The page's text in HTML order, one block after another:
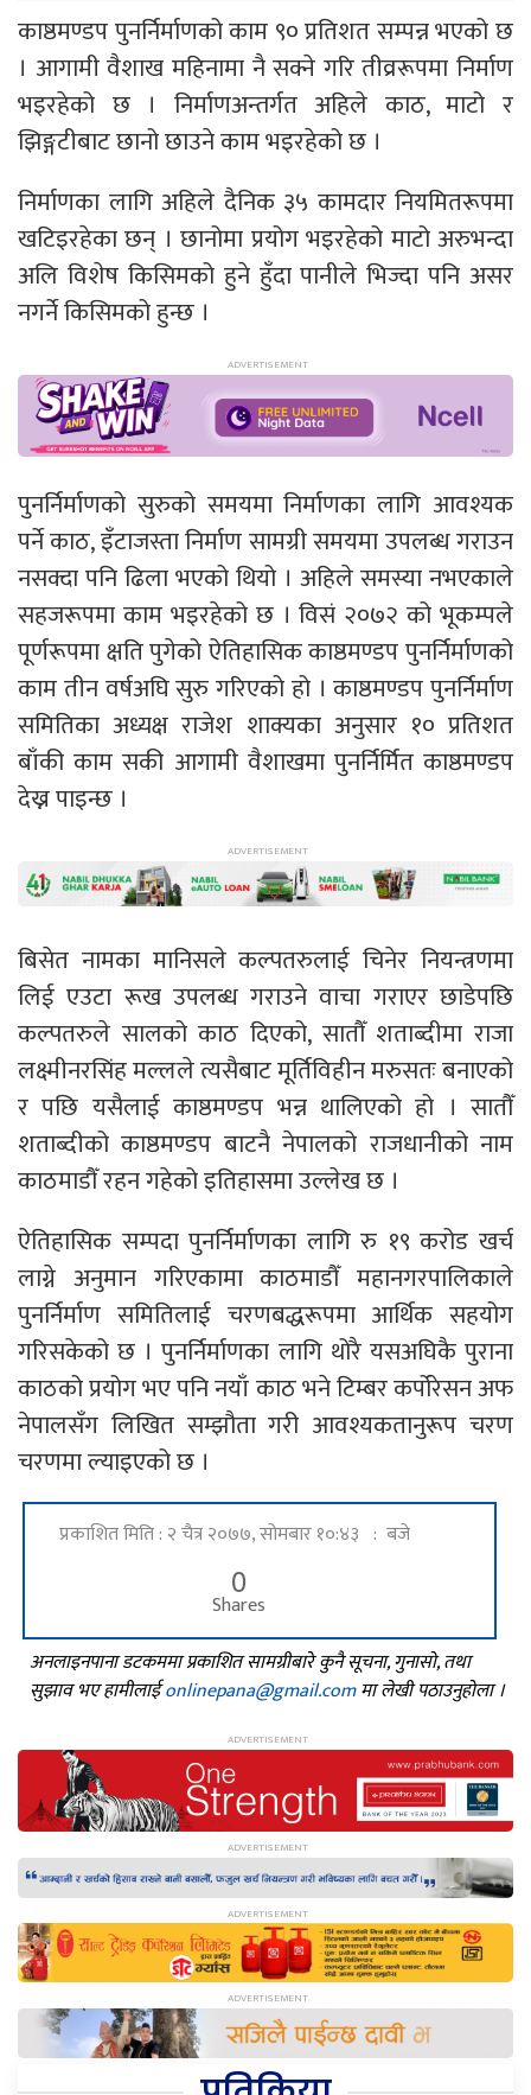
काष्ठमण्डप पुनर्निर्माणको काम ९० प्रतिशत सम्पन्न भएको छ
। आगामी वैशाख महिनामा नै सक्ने गरि तीव्ररूपमा निर्माण
भइरहेको छ । निर्माणअन्तर्गत अहिले काठ, माटो र
झिङ्गटीबाट छानो छाउने काम भइरहेको छ ।
निर्माणका लागि अहिले दैनिक ३५ कामदार नियमितरूपमा
खटिइरहेका छन् । छानोमा प्रयोग भइरहेको माटो अरुभन्दा
अलि विशेष किसिमको हुने हुँदा पानीले भिज्दा पनि असर
नगर्ने किसिमको हुन्छ ।
पुनर्निर्माणको सुरुको समयमा निर्माणका लागि आवश्यक
पर्ने काठ, इँटाजस्ता निर्माण सामग्री समयमा उपलब्ध गराउन
नसक्दा पनि ढिला भएको थियो । अहिले समस्या नभएकाले
सहजरूपमा काम भइरहेको छ । विसं २०७२ को भूकम्पले
पूर्णरूपमा क्षति पुगेको ऐतिहासिक काष्ठमण्डप पुनर्निर्माणको
काम तीन वर्षअघि सुरु गरिएको हो । काष्ठमण्डप पुनर्निर्माण
समितिका अध्यक्ष राजेश शाक्यका अनुसार १० प्रतिशत
बाँकी काम सकी आगामी वैशाखमा पुनर्निर्मित काष्ठमण्डप
देख्न पाइन्छ ।
बिसेत नामका मानिसले कल्पतरुलाई चिनेर नियन्त्रणमा
लिई एउटा रूख उपलब्ध गराउने वाचा गराएर छाडेपछि
कल्पतरुले सालको काठ दिएको, सातौँ शताब्दीमा राजा
लक्ष्मीनरसिंह मल्लले त्यसैबाट मूर्तिविहीन मरुसतः बनाएको
र पछि यसैलाई काष्ठमण्डप भन्न थालिएको हो । सातौँ
शताब्दीको काष्ठमण्डप बाटनै नेपालको राजधानीको नाम
काठमाडौँ रहन गहेको इतिहासमा उल्लेख छ ।
ऐतिहासिक सम्पदा पुनर्निर्माणका लागि रु १९ करोड खर्च
लाग्ने अनुमान गरिएकामा काठमाडौँ महानगरपालिकाले
पुनर्निर्माण समितिलाई चरणबद्धरूपमा आर्थिक सहयोग
गरिसकेको छ । पुनर्निर्माणका लागि थोरै यसअघिकै पुराना
काठको प्रयोग भए पनि नयाँ काठ भने टिम्बर कर्पोरेसन अफ
नेपालसँग लिखित सम्झौता गरी आवश्यकतानुरूप चरण
चरणमा ल्याइएको छ ।
प्रकाशित मिति : २ चैत्र २०७७, सोमबार १०:४३ : बजे
0
Shares
अनलाइनपाना डटकममा प्रकाशित सामग्रीबारे कुनै सूचना, गुनासो, तथा
सुझाव भए हामीलाईonlinepana@gmail.comमा लेखी पठाउनुहोला ।